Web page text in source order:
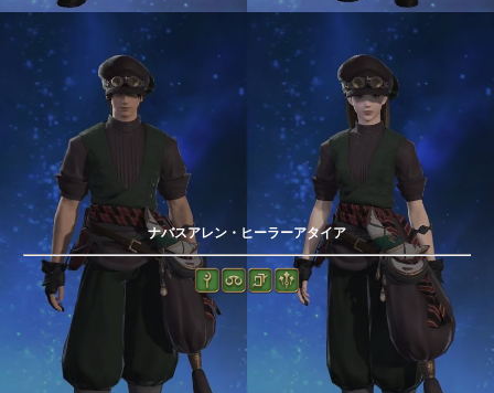
ナバスアレン・ヒーラーアタイア